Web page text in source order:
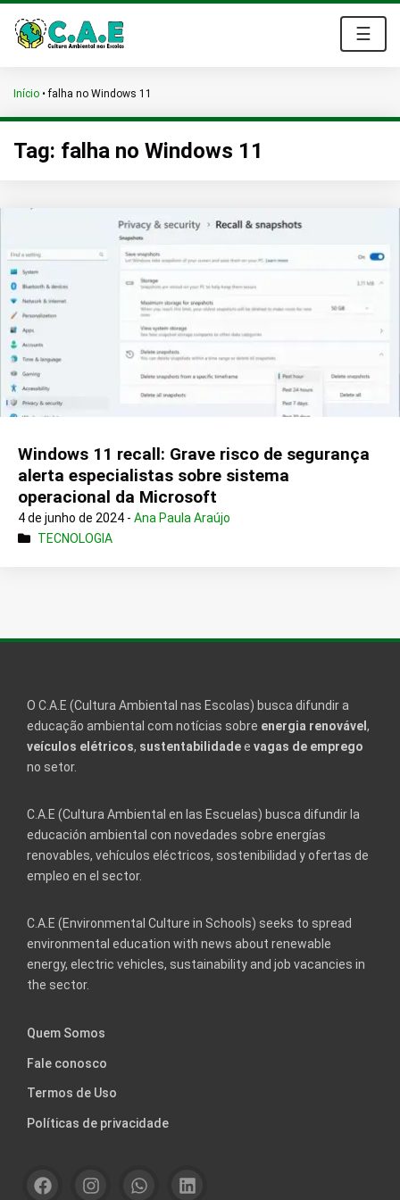
☰
Início •falha no Windows 11
Tag: falha no Windows 11
Windows 11 recall: Grave risco de segurança
alerta especialistas sobre sistema
operacional da Microsoft
4 de junho de 2024 - Ana Paula Araújo
TECNOLOGIA
O C.A.E (Cultura Ambiental nas Escolas) busca difundir a
educação ambiental com notícias sobre energia renovável ,
veículos elétricos, sustentabilidadee vagas de emprego
no setor.
C.A.E (Cultura Ambiental en las Escuelas) busca difundir la
educación ambiental con novedades sobre energías
renovables, vehículos eléctricos, sostenibilidad y ofertas de
empleo en el sector.
C.A.E (Environmental Culture in Schools) seeks to spread
environmental education with news about renewable
energy, electric vehicles, sustainability and job vacancies in
the sector.
Quem Somos
Fale conosco
Termos de Uso
Políticas de privacidade